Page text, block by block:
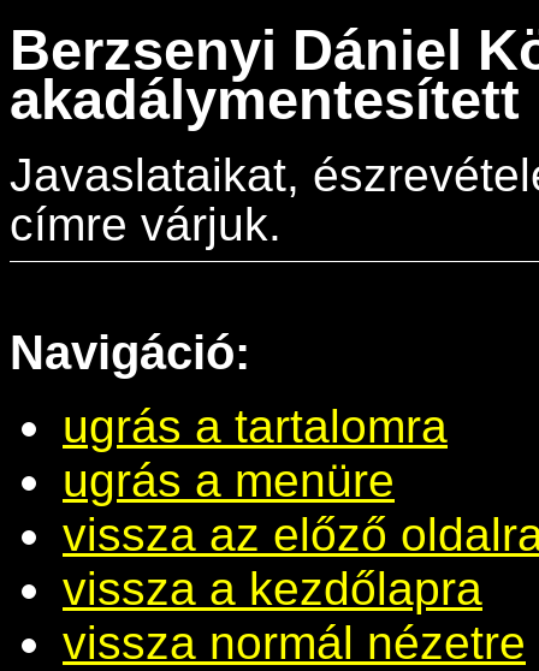
Berzsenyi Dániel
akadálymentesített
Javaslataikat,
címre várjuk.
Navigáció:
ugrás a tartalomra
ugrás a menüre
vissza az előző
vissza a kezdőlapra
vissza normál nézetre